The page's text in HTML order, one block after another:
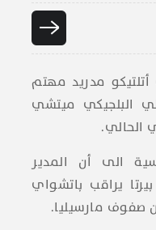
مدريد مهتم
البلجيكي ميتشي
الحالي.
الى أن المدير
يراقب باتشواي
مارسيليا.